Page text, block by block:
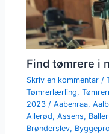
Find tømrere i
Skriv en kommentar /
Tømrerlærling,
2023/Aabenraa,
Allerød,Assens,
Brønderslev,